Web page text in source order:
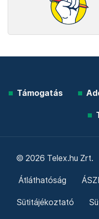
Támogatás
© 2026 Telex.hu Zrt.
Átláthatóság
Sütitájékoztató